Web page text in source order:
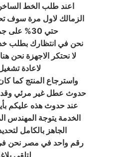
اعند طلب الخط الساخن
الزمالك لاول مرة
حتي 30% على جميع المنتجات
نحن في انتظارك بطلب
لا نحتكر الاجهزة نحن
لاعادة
واسترجاع المنتج كما
حدوث عطل غير مرئي وقد
عند حدوث هذه عليكم
الخدمة يتوجة
الجاهز بالكامل
لتلقي